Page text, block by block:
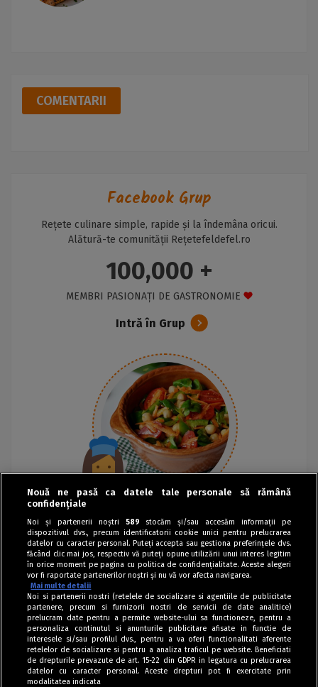
COMENTARII
Facebook Grup
Rețete culinare simple, rapide și la îndemâna oricui.
Alătură-te comunității Rețetefeldefel.ro
100,000 +
MEMBRI PASIONAȚI DE GASTRONOMIE
Intră în Grup
Nouă ne pasă ca datele tale personale să rămână
confidențiale
Noi și partenerii noștri 589 stocăm și/sau accesăm informații pe
dispozitivul dvs., precum identificatorii cookie unici pentru prelucrarea
datelor cu caracter personal. Puteți accepta sau gestiona preferințele dvs.
făcând clic mai jos, respectiv vă puteți opune utilizării unui interes legitim
în orice moment pe pagina cu politica de confidențialitate. Aceste alegeri
vor fi raportate partenerilor noștri și nu vă vor afecta navigarea.
Mai multe detalii
Noi si partenerii nostri (retelele de socializare si agentiile de publicitate
partenere, precum si furnizorii nostri de servicii de date analitice)
prelucram date pentru a permite website-ului sa functioneze, pentru a
personaliza continutul si anunturile publicitare afisate in functie de
interesele si/sau profilul dvs., pentru a va oferi functionalitati aferente
retelelor de socializare si pentru a analiza traficul pe website. Beneficiati
de drepturile prevazute de art. 15-22 din GDPR in legatura cu prelucrarea
datelor cu caracter personal. Aceste drepturi pot fi exercitate prin
modalitatea indicata